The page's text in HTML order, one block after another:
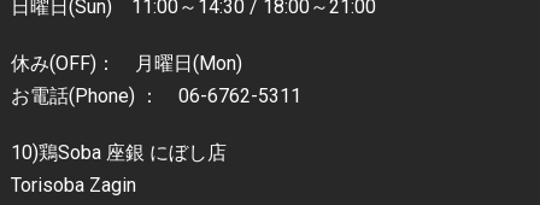
日曜日(Sun) 11:00～14:30 / 18:00～21:00
休み(OFF)： 月曜日(Mon)
お電話(Phone) ： 06-6762-5311
10)鶏Soba 座銀 にぼし店
Torisoba Zagin